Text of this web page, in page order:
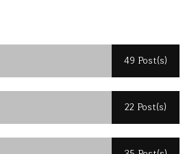
49 Post(s)
22 Post(s)